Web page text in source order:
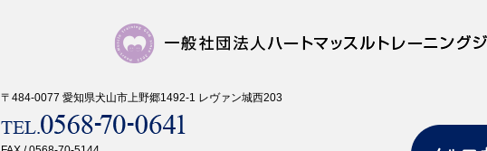
〒484-0077 愛知県犬山市上野郷1492-1 レヴァン城西203